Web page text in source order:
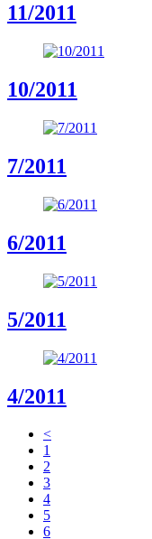
11/2011
10/2011
7/2011
6/2011
5/2011
4/2011
<
1
2
3
4
5
6